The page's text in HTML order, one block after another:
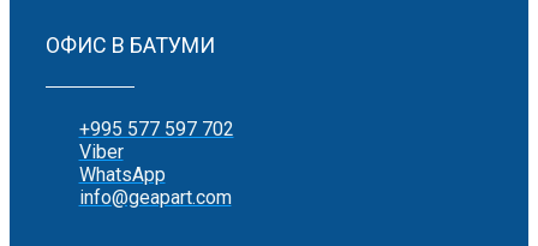
ОФИС В БАТУМИ
+995 577 597 702
Viber
WhatsApp
info@geapart.com